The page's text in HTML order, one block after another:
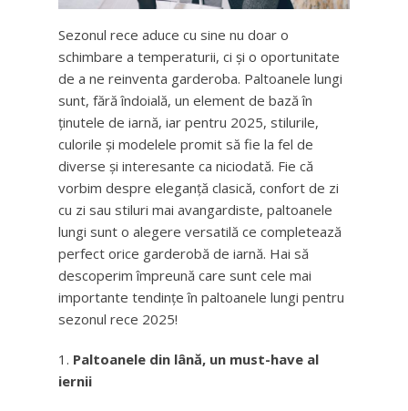
Sezonul rece aduce cu sine nu doar o
schimbare a temperaturii, ci și o oportunitate
de a ne reinventa garderoba. Paltoanele lungi
sunt, fără îndoială, un element de bază în
ținutele de iarnă, iar pentru 2025, stilurile,
culorile și modelele promit să fie la fel de
diverse și interesante ca niciodată. Fie că
vorbim despre eleganță clasică, confort de zi
cu zi sau stiluri mai avangardiste, paltoanele
lungi sunt o alegere versatilă ce completează
perfect orice garderobă de iarnă. Hai să
descoperim împreună care sunt cele mai
importante tendințe în paltoanele lungi pentru
sezonul rece 2025!
Paltoanele din lână, un must-have al
iernii